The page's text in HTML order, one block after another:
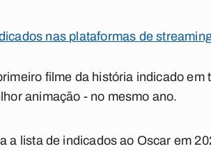
nas plataformas de
filme da história indicado em
animação - no mesmo ano.
a lista de indicados ao Oscar em